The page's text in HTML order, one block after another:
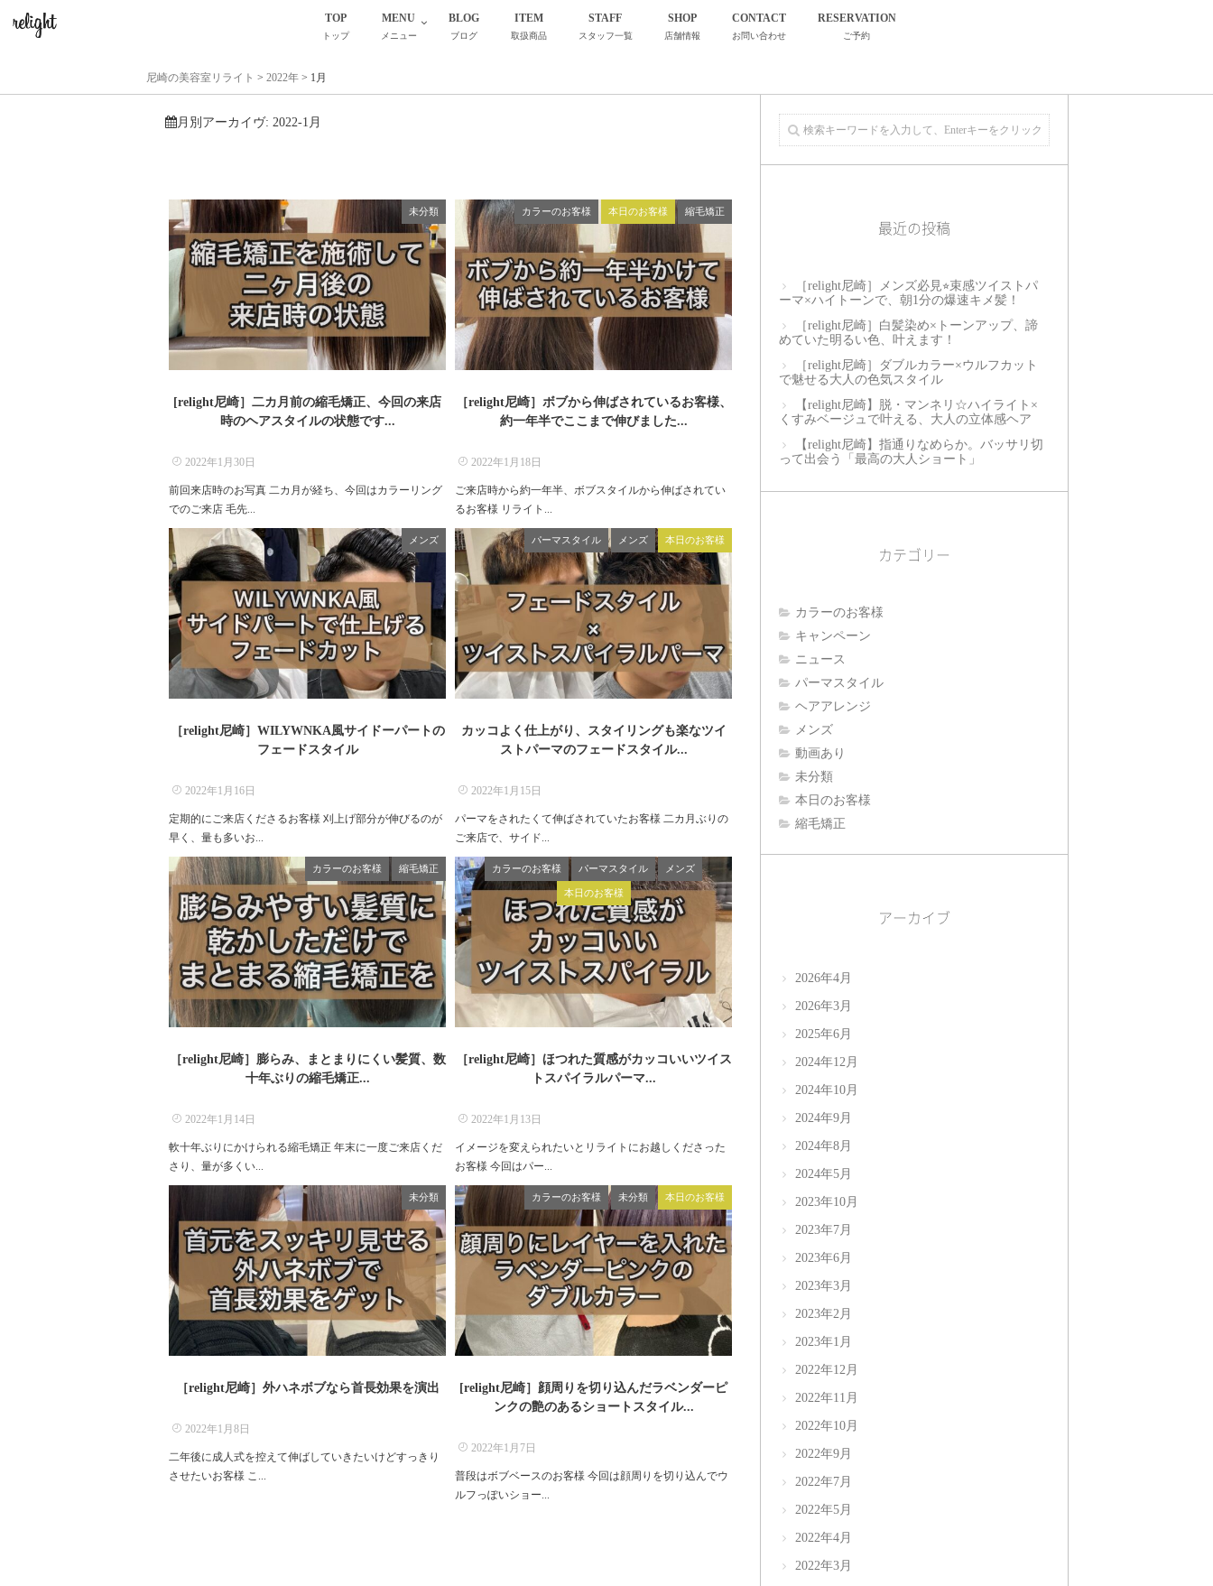
TOP
トップ
MENU
メニュー
BLOG
ブログ
ITEM
取扱商品
STAFF
スタッフ一覧
SHOP
店舗情報
CONTACT
お問い合わせ
RESERVATION
ご予約
尼崎の美容室リライト > 2022年 > 1月
月別アーカイヴ: 2022-1月
未分類
[relight尼崎］二カ月前の縮毛矯正、今回の来店
時のヘアスタイルの状態です...
2022年1月30日
前回来店時のお写真 二カ月が経ち、今回はカラーリング
でのご来店 毛先...
カラーのお客様 本日のお客様 縮毛矯正
［relight尼崎］ボブから伸ばされているお客様、
約一年半でここまで伸びました...
2022年1月18日
ご来店時から約一年半、ボブスタイルから伸ばされてい
るお客様 リライト...
メンズ
［relight尼崎］WILYWNKA風サイドーパートの
フェードスタイル
2022年1月16日
定期的にご来店くださるお客様 刈上げ部分が伸びるのが
早く、量も多いお...
パーマスタイル メンズ 本日のお客様
カッコよく仕上がり、スタイリングも楽なツイ
ストパーマのフェードスタイル...
2022年1月15日
パーマをされたくて伸ばされていたお客様 二カ月ぶりの
ご来店で、サイド...
カラーのお客様 縮毛矯正
［relight尼崎］膨らみ、まとまりにくい髪質、数
十年ぶりの縮毛矯正...
2022年1月14日
軟十年ぶりにかけられる縮毛矯正 年末に一度ご来店くだ
さり、量が多くい...
カラーのお客様 パーマスタイル メンズ
本日のお客様
［relight尼崎］ほつれた質感がカッコいいツイス
トスパイラルパーマ...
2022年1月13日
イメージを変えられたいとリライトにお越しくださった
お客様 今回はパー...
未分類
［relight尼崎］外ハネボブなら首長効果を演出
2022年1月8日
二年後に成人式を控えて伸ばしていきたいけどすっきり
させたいお客様 こ...
カラーのお客様 未分類 本日のお客様
[relight尼崎］顔周りを切り込んだラベンダーピ
ンクの艶のあるショートスタイル...
2022年1月7日
普段はボブベースのお客様 今回は顔周りを切り込んでウ
ルフっぽいショー...
最近の投稿
［relight尼崎］メンズ必見⭐︎束感ツイストパ
ーマ×ハイトーンで、朝1分の爆速キメ髪！
［relight尼崎］白髪染め×トーンアップ、諦
めていた明るい色、叶えます！
［relight尼崎］ダブルカラー×ウルフカット
で魅せる大人の色気スタイル
【relight尼崎】脱・マンネリ☆ハイライト×
くすみベージュで叶える、大人の立体感ヘア
【relight尼崎】指通りなめらか。バッサリ切
って出会う「最高の大人ショート」
カテゴリー
カラーのお客様
キャンペーン
ニュース
パーマスタイル
ヘアアレンジ
メンズ
動画あり
未分類
本日のお客様
縮毛矯正
アーカイブ
2026年4月
2026年3月
2025年6月
2024年12月
2024年10月
2024年9月
2024年8月
2024年5月
2023年10月
2023年7月
2023年6月
2023年3月
2023年2月
2023年1月
2022年12月
2022年11月
2022年10月
2022年9月
2022年7月
2022年5月
2022年4月
2022年3月